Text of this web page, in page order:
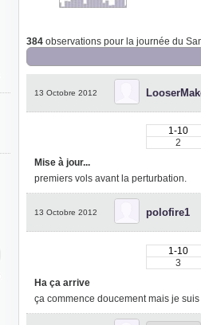
384observations pour la journée du
13 Octobre 2012
1-10
2
Mise à jour...
premiers vols avant la perturbation.
13 Octobre 2012 polofire1
1-10
3
Ha ça arrive
ça commence doucement mais je